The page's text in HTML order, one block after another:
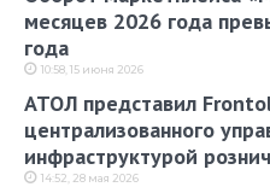
месяцев 2026 года
года
10:58, 15 июня 2026
АТОЛ представил
централизованного
инфраструктурой
14:52, 28 мая 2026